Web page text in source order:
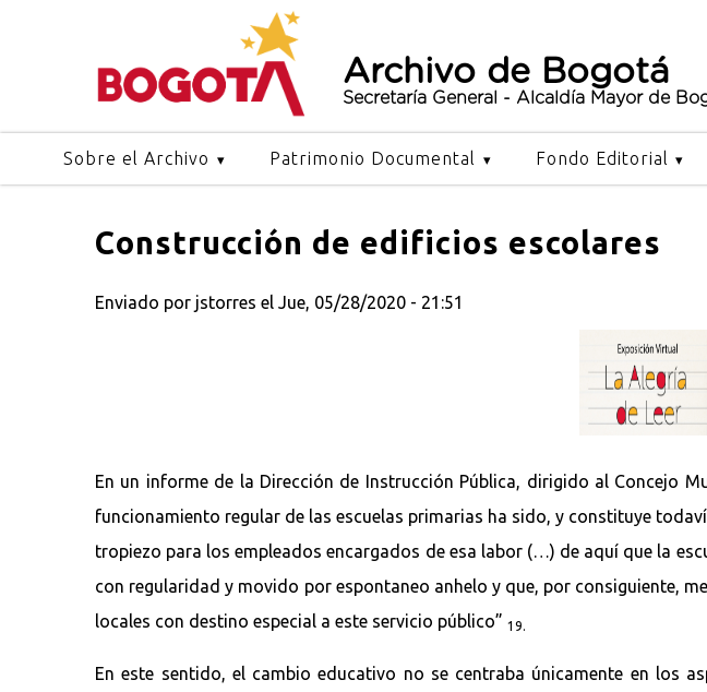
Archivo de Bogotá
Secretaría General - Alcaldía Mayor de
Sobre el Archivo Patrimonio Documental Fondo Editorial
Construcción de edificios escolares
Enviado por jstorres el Jue, 05/28/2020 - 21:51
En un informe de la Dirección de Instrucción Pública, dirigido al Concejo
funcionamiento regular de las escuelas primarias ha sido, y constituye
tropiezo para los empleados encargados de esa labor (…) de aquí que la
con regularidad y movido por espontaneo anhelo y que, por consiguiente,
locales con destino especial a este servicio público” 19.
En este sentido, el cambio educativo no se centraba únicamente en los